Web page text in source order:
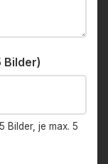
Bilder)
Bilder, je max. 5